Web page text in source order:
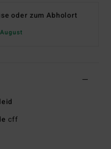
oder zum Abholort
cff